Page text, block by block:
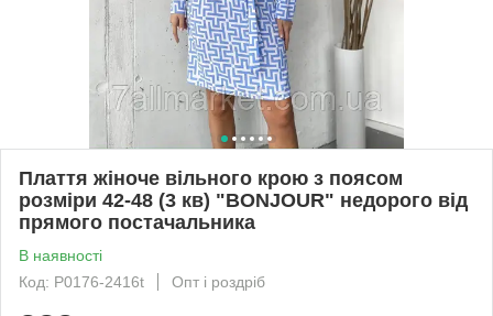
Плаття жіноче вільного крою з поясом
розміри 42-48 (3 кв) "BONJOUR" недорого від
прямого постачальника
В наявності
Код: P0176-2416t
Опт і роздріб